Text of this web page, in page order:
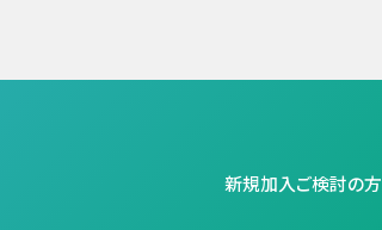
新規加入ご検討の方